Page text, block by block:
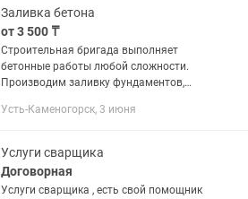
Заливка бетона
от 3 500 ₸
Строительная бригада выполняет
бетонные работы любой сложности.
Производим заливку фундаментов,
перекрытий и других бетонных
Усть-Каменогорск, 3 июня
Услуги сварщика
Договорная
Услуги сварщика , есть свой помощник